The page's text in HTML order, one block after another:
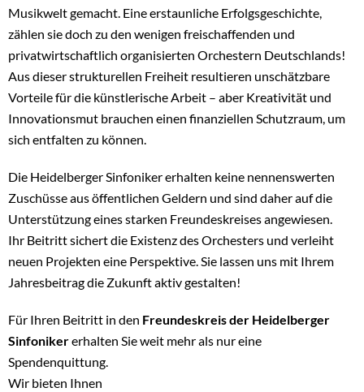
Musikwelt gemacht. Eine erstaunliche Erfolgsgeschichte,
zählen sie doch zu den wenigen freischaffenden und
privatwirtschaftlich organisierten Orchestern Deutschlands!
Aus dieser strukturellen Freiheit resultieren unschätzbare
Vorteile für die künstlerische Arbeit – aber Kreativität und
Innovationsmut brauchen einen finanziellen Schutzraum, um
sich entfalten zu können.
Die Heidelberger Sinfoniker erhalten keine nennenswerten
Zuschüsse aus öffentlichen Geldern und sind daher auf die
Unterstützung eines starken Freundeskreises angewiesen.
Ihr Beitritt sichert die Existenz des Orchesters und verleiht
neuen Projekten eine Perspektive. Sie lassen uns mit Ihrem
Jahresbeitrag die Zukunft aktiv gestalten!
Für Ihren Beitritt in den Freundeskreis der Heidelberger
Sinfonikererhalten Sie weit mehr als nur eine
Spendenquittung.
Wir bieten Ihnen